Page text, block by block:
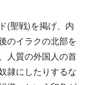
(聖戦)を掲げ、内
のイラクの北部を
人質の外国人の首
隷にしたりするな